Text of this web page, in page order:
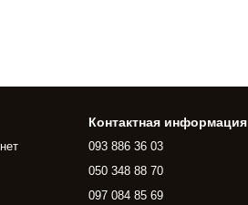
Контактная информация
093 886 36 03
050 348 88 70
097 084 85 69